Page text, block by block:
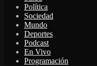
Política
Sociedad
Mundo
Deportes
Podcast
En Vivo
Programación